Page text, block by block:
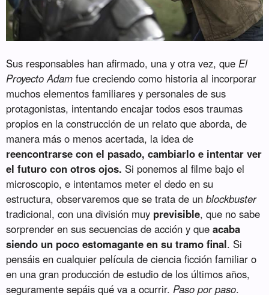
Sus responsables han afirmado, una y otra vez, queEl
Proyecto Adam fue creciendo como historia al incorporar
muchos elementos familiares y personales de sus
protagonistas, intentando encajar todos esos traumas
propios en la construcción de un relato que aborda, de
manera más o menos acertada, la idea de
reencontrarse con el pasado, cambiarlo e intentar ver
el futuro con otros ojos. Si ponemos al filme bajo el
microscopio, e intentamos meter el dedo en su
estructura, observaremos que se trata de unblockbuster
tradicional, con una división muy previsible, que no sabe
sorprender en sus secuencias de acción y queacaba
siendo un poco estomagante en su tramo final. Si
pensáis en cualquier película de ciencia ficción familiar o
en una gran producción de estudio de los últimos años,
seguramente sepáis qué va a ocurrir.Paso por paso.